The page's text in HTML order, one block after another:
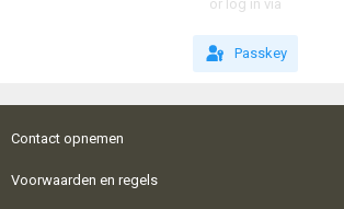
or log in via
Passkey
Contact opnemen
Voorwaarden en regels